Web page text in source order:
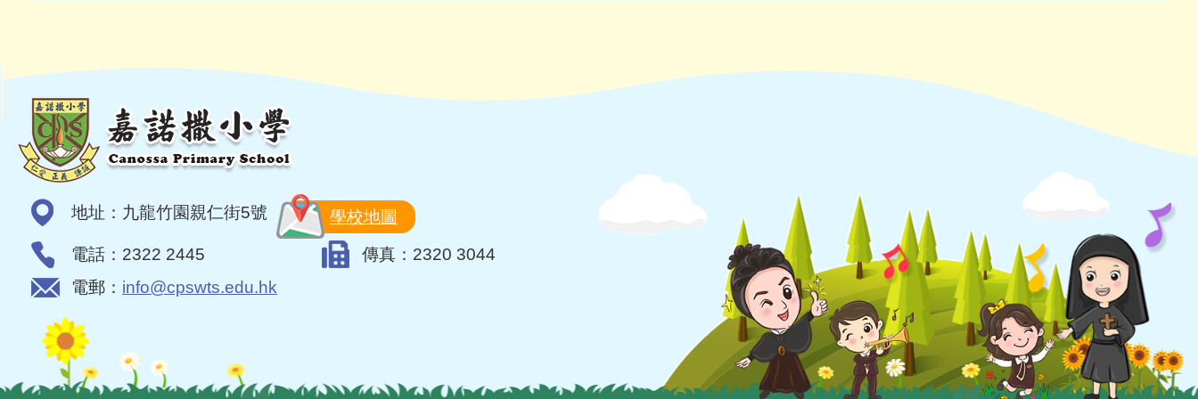
地址：九龍竹園親仁街5號
學校地圖
電話：2322 2445
傳真：2320 3044
電郵： info@cpswts.edu.hk